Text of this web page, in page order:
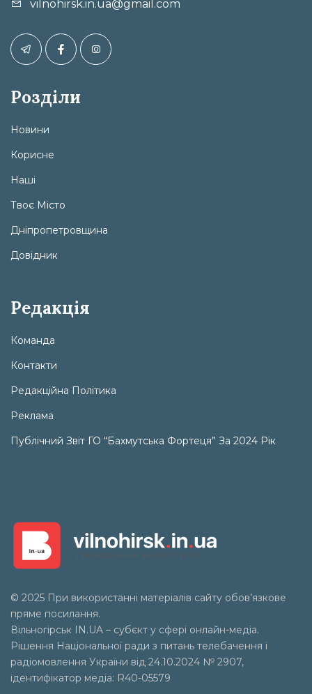
vilnohirsk.in.ua@gmail.com
Розділи
Новини
Корисне
Наші
Твоє Місто
Дніпропетровщина
Довідник
Редакція
Команда
Контакти
Редакційна Політика
Реклама
Публічний Звіт ГО “Бахмутська Фортеця” За 2024 Рік
© 2025 При використанні матеріалів сайту обов’язкове
пряме посилання.
Вільногірськ
IN.UA – субєкт у сфері онлайн-медіа.
Рішення Національної ради з питань телебачення і
радіомовлення України від 24.10.2024 № 2907,
ідентифікатор медіа: R40-05579